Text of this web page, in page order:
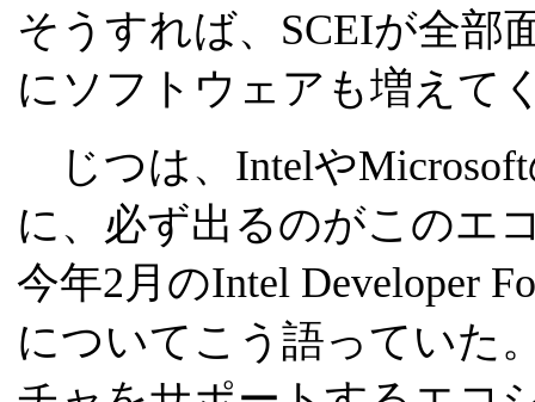
そうすれば、SCEIが全部
にソフトウェアも増えて
じつは、Intelや
に、必ず出るのがこのエ
今年2月のIntel Developer
についてこう語っていた